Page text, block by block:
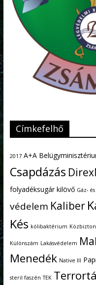
Címkefelhő
2017 A+A
Csapdázás
folyadéksugár kilövő Gáz-
védelem Kaliber
Kés kólibaktérium
Különszám Lakásvédelem
Menedék Native III
steril faszén TEK